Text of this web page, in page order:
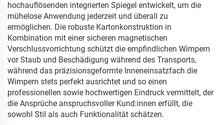
hochauflösenden integrierten Spiegel entwickelt, um die
mühelose Anwendung jederzeit und überall zu
ermöglichen. Die robuste Kartonkonstruktion in
Kombination mit einer sicheren magnetischen
Verschlussvorrichtung schützt die empfindlichen Wimpern
vor Staub und Beschädigung während des Transports,
während das präzisionsgeformte Inneneinsatzfach die
Wimpern stets perfekt ausrichtet und so einen
professionellen sowie hochwertigen Eindruck vermittelt, der
die Ansprüche anspruchsvoller Kund:innen erfüllt, die
sowohl Stil als auch Funktionalität schätzen.